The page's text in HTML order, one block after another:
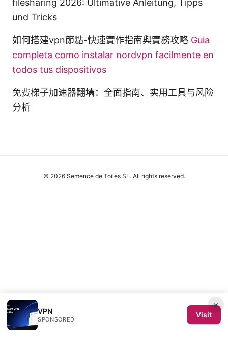
und Tricks
如何搭建vpn節點-快速實作指南與實務攻略 Guia
completa como instalar nordvpn facilmente en
todos tus dispositivos
免费梯子加速器翻墙：全面指南、实用工具与风险
分析
×
VPN
SPONSORED
Visit
© 2026 Semence de Toiles SL. All rights reserved.